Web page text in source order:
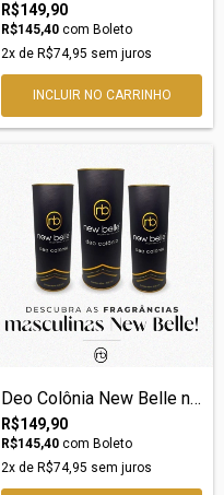
R$149,90
R$145,40 com Boleto
2x de R$74,95 sem juros
Deo Colônia New Belle nº30 – Inspiração...
R$149,90
R$145,40 com Boleto
2x de R$74,95 sem juros